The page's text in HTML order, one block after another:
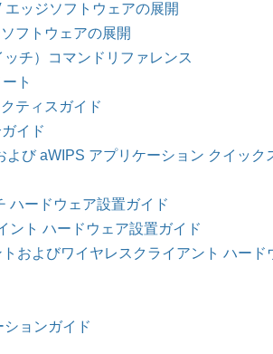
ッジソフトウェアの展開
フトウェアの展開
チ）コマンドリファレンス
ト
ティスガイド
イド
び aWIPS アプリケーション クイック
ハードウェア設置ガイド
ント ハードウェア設置ガイド
およびワイヤレスクライアント ハード
ョンガイド